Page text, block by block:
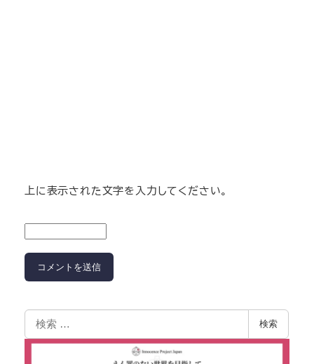
上に表示された文字を入力してください。
検索